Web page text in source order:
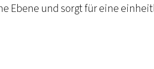
Ebene und sorgt für eine